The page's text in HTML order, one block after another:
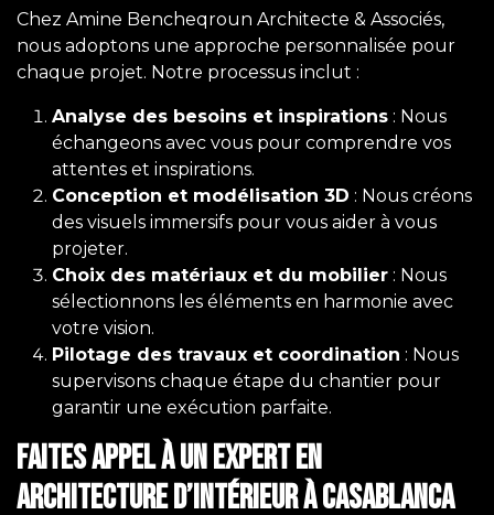
Chez Amine Bencheqroun Architecte & Associés,
nous adoptons une approche personnalisée pour
chaque projet. Notre processus inclut :
Analyse des besoins et inspirations : Nous
échangeons avec vous pour comprendre vos
attentes et inspirations.
Conception et modélisation 3D : Nous créons
des visuels immersifs pour vous aider à vous
projeter.
Choix des matériaux et du mobilier : Nous
sélectionnons les éléments en harmonie avec
votre vision.
Pilotage des travaux et coordination : Nous
supervisons chaque étape du chantier pour
garantir une exécution parfaite.
Faites appel à un expert en
architecture d’intérieur à Casablanca